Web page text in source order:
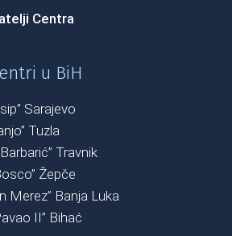
Centra
u BiH
Sarajevo
Tuzla
Travnik
Žepče
Merez” Banja Luka
II” Bihać